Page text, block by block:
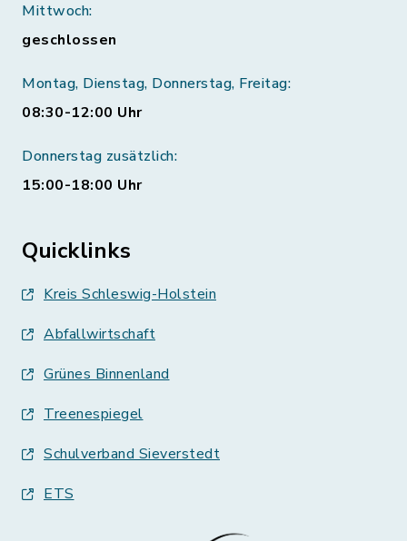
Mittwoch:
geschlossen
Montag, Dienstag, Donnerstag, Freitag:
08:30-12:00 Uhr
Donnerstag zusätzlich:
15:00-18:00 Uhr
Quicklinks
Kreis Schleswig-Holstein
Abfallwirtschaft
Grünes Binnenland
Treenespiegel
Schulverband Sieverstedt
ETS